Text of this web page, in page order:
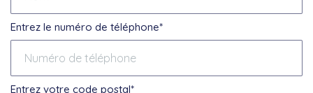
Entrez le numéro de téléphone*
Entrez votre code postal*